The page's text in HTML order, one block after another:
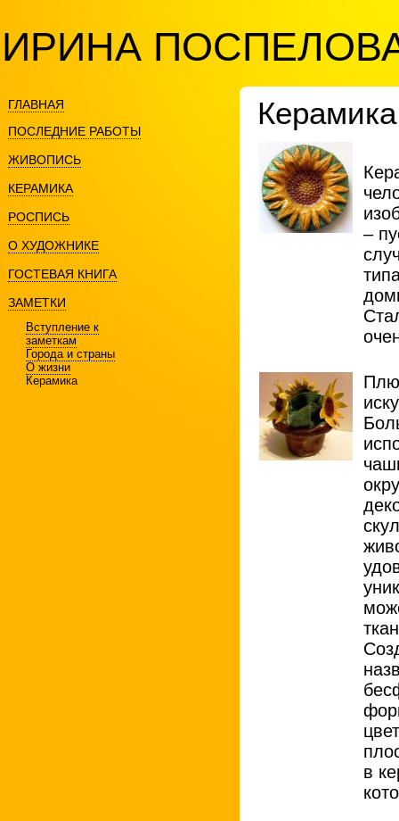
ИРИНА
ГЛАВНАЯ
ПОСЛЕДНИЕ РАБОТЫ
ЖИВОПИСЬ
КЕРАМИКА
РОСПИСЬ
О ХУДОЖНИКЕ
ГОСТЕВАЯ КНИГА
ЗАМЕТКИ
Вступление к
заметкам
Города и страны
О жизни
Керамика
Керамика
–
в